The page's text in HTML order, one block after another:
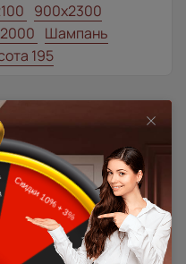
900x2300
Шампань
195